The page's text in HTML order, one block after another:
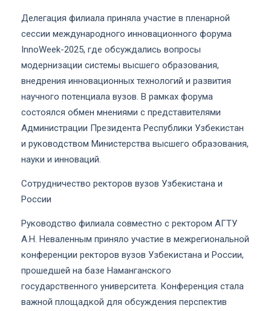
Делегация филиала приняла участие в пленарной
сессии международного инновационного форума
InnoWeek-2025, где обсуждались вопросы
модернизации системы высшего образования,
внедрения инновационных технологий и развития
научного потенциала вузов. В рамках форума
состоялся обмен мнениями с представителями
Администрации Президента Республики Узбекистан
и руководством Министерства высшего образования,
науки и инноваций.
Сотрудничество ректоров вузов Узбекистана и
России
Руководство филиала совместно с ректором АГТУ
А.Н. Неваленным приняло участие в межрегиональной
конференции ректоров вузов Узбекистана и России,
прошедшей на базе Наманганского
государственного университета. Конференция стала
важной площадкой для обсуждения перспектив